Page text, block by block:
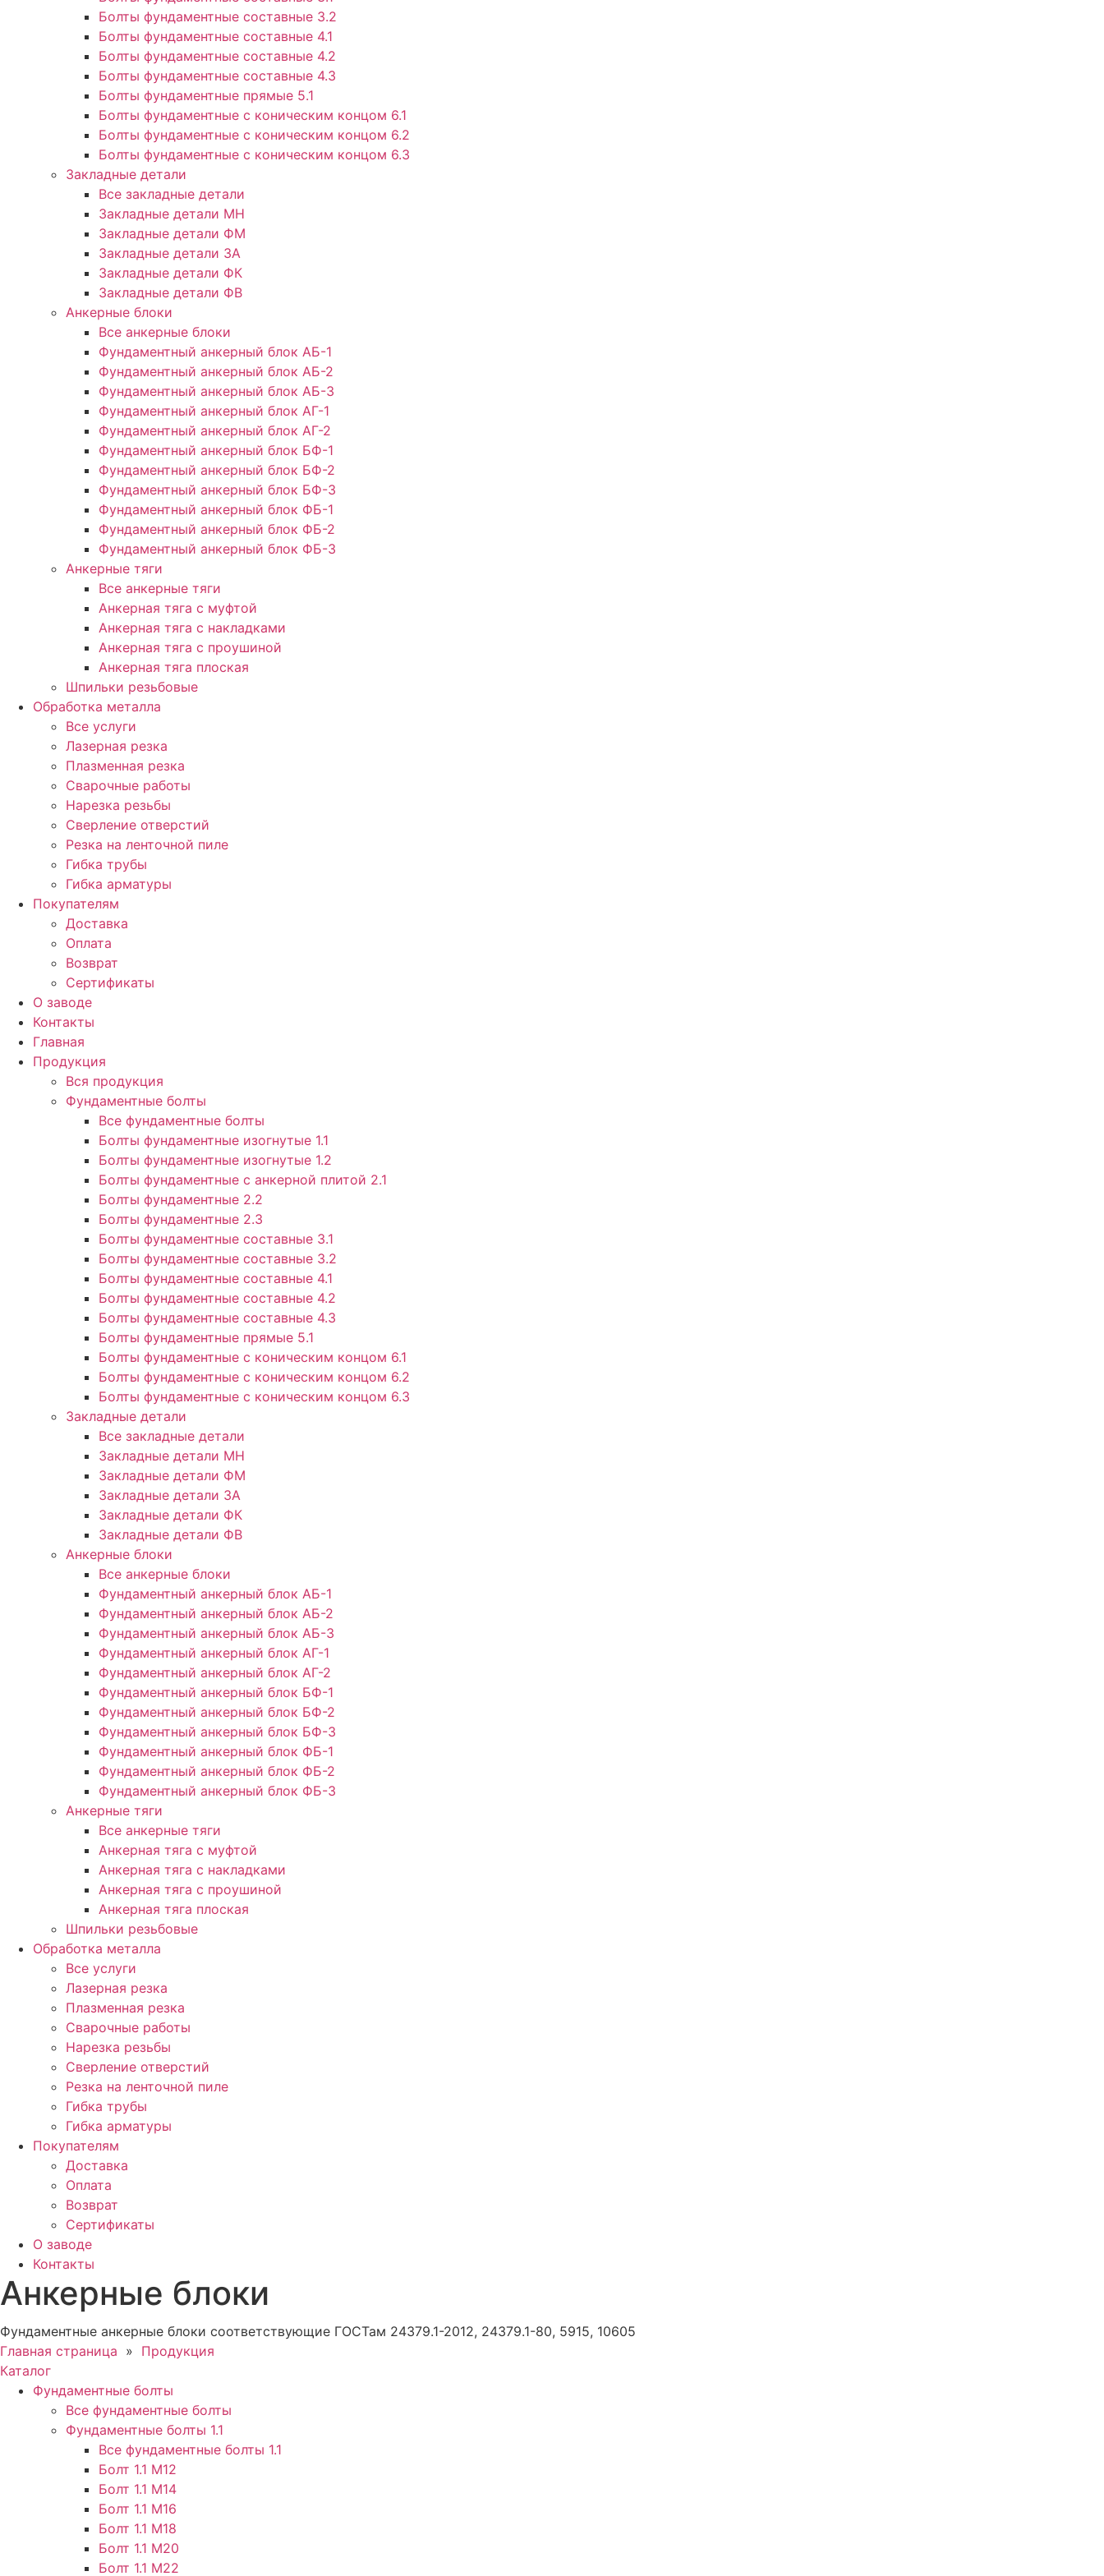
Болты фундаментные составные 3.2
Болты фундаментные составные 4.1
Болты фундаментные составные 4.2
Болты фундаментные составные 4.3
Болты фундаментные прямые 5.1
Болты фундаментные с коническим концом 6.1
Болты фундаментные с коническим концом 6.2
Болты фундаментные с коническим концом 6.3
Закладные детали
Все закладные детали
Закладные детали МН
Закладные детали ФМ
Закладные детали ЗА
Закладные детали ФК
Закладные детали ФВ
Анкерные блоки
Все анкерные блоки
Фундаментный анкерный блок АБ-1
Фундаментный анкерный блок АБ-2
Фундаментный анкерный блок АБ-3
Фундаментный анкерный блок АГ-1
Фундаментный анкерный блок АГ-2
Фундаментный анкерный блок БФ-1
Фундаментный анкерный блок БФ-2
Фундаментный анкерный блок БФ-3
Фундаментный анкерный блок ФБ-1
Фундаментный анкерный блок ФБ-2
Фундаментный анкерный блок ФБ-3
Анкерные тяги
Все анкерные тяги
Анкерная тяга с муфтой
Анкерная тяга с накладками
Анкерная тяга с проушиной
Анкерная тяга плоская
Шпильки резьбовые
Обработка металла
Все услуги
Лазерная резка
Плазменная резка
Сварочные работы
Нарезка резьбы
Сверление отверстий
Резка на ленточной пиле
Гибка трубы
Гибка арматуры
Покупателям
Доставка
Оплата
Возврат
Сертификаты
О заводе
Контакты
Главная
Продукция
Вся продукция
Фундаментные болты
Все фундаментные болты
Болты фундаментные изогнутые 1.1
Болты фундаментные изогнутые 1.2
Болты фундаментные с анкерной плитой 2.1
Болты фундаментные 2.2
Болты фундаментные 2.3
Болты фундаментные составные 3.1
Болты фундаментные составные 3.2
Болты фундаментные составные 4.1
Болты фундаментные составные 4.2
Болты фундаментные составные 4.3
Болты фундаментные прямые 5.1
Болты фундаментные с коническим концом 6.1
Болты фундаментные с коническим концом 6.2
Болты фундаментные с коническим концом 6.3
Закладные детали
Все закладные детали
Закладные детали МН
Закладные детали ФМ
Закладные детали ЗА
Закладные детали ФК
Закладные детали ФВ
Анкерные блоки
Все анкерные блоки
Фундаментный анкерный блок АБ-1
Фундаментный анкерный блок АБ-2
Фундаментный анкерный блок АБ-3
Фундаментный анкерный блок АГ-1
Фундаментный анкерный блок АГ-2
Фундаментный анкерный блок БФ-1
Фундаментный анкерный блок БФ-2
Фундаментный анкерный блок БФ-3
Фундаментный анкерный блок ФБ-1
Фундаментный анкерный блок ФБ-2
Фундаментный анкерный блок ФБ-3
Анкерные тяги
Все анкерные тяги
Анкерная тяга с муфтой
Анкерная тяга с накладками
Анкерная тяга с проушиной
Анкерная тяга плоская
Шпильки резьбовые
Обработка металла
Все услуги
Лазерная резка
Плазменная резка
Сварочные работы
Нарезка резьбы
Сверление отверстий
Резка на ленточной пиле
Гибка трубы
Гибка арматуры
Покупателям
Доставка
Оплата
Возврат
Сертификаты
О заводе
Контакты
Анкерные блоки
Фундаментные анкерные блоки соответствующие ГОСТам 24379.1-2012, 24379.1-80, 5915, 10605
Главная страница » Продукция
Каталог
Фундаментные болты
Все фундаментные болты
Фундаментные болты 1.1
Все фундаментные болты 1.1
Болт 1.1 М12
Болт 1.1 М14
Болт 1.1 М16
Болт 1.1 М18
Болт 1.1 М20
Болт 1.1 М22